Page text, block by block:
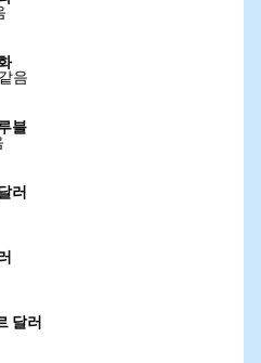
음
블
러
달러